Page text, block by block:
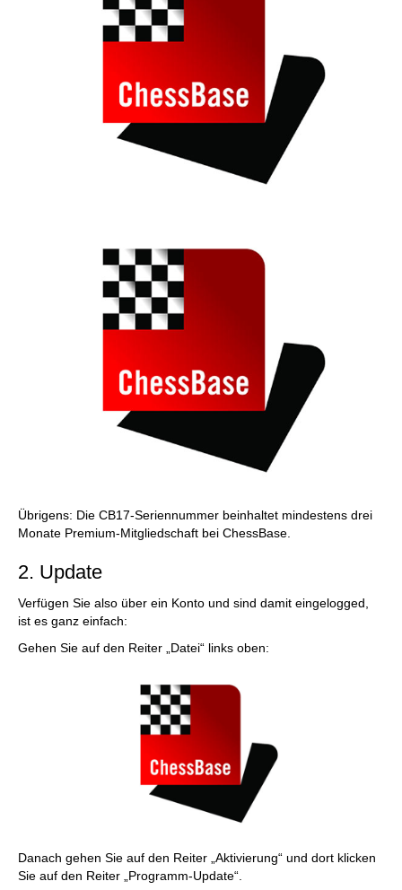
Übrigens: Die CB17-Seriennummer beinhaltet mindestens drei
Monate Premium-Mitgliedschaft bei ChessBase.
2. Update
Verfügen Sie also über ein Konto und sind damit eingelogged,
ist es ganz einfach:
Gehen Sie auf den Reiter „Datei“ links oben:
Danach gehen Sie auf den Reiter „Aktivierung“ und dort klicken
Sie auf den Reiter „Programm-Update“.